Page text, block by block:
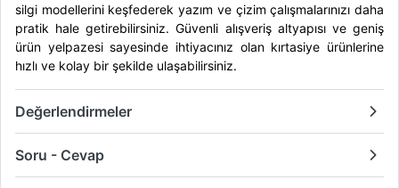
silgi modellerini keşfederek yazım ve çizim çalışmalarınızı daha
pratik hale getirebilirsiniz. Güvenli alışveriş altyapısı ve geniş
ürün yelpazesi sayesinde ihtiyacınız olan kırtasiye ürünlerine
hızlı ve kolay bir şekilde ulaşabilirsiniz.
Değerlendirmeler
Soru - Cevap